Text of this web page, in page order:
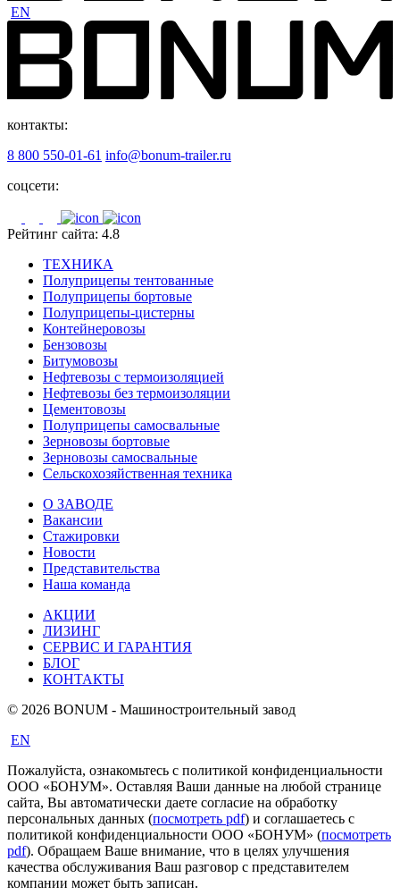
EN
контакты:
8 800 550-01-61 info@bonum-trailer.ru
соцсети:
Рейтинг сайта: 4.8
ТЕХНИКА
Полуприцепы тентованные
Полуприцепы бортовые
Полуприцепы-цистерны
Контейнеровозы
Бензовозы
Битумовозы
Нефтевозы с термоизоляцией
Нефтевозы без термоизоляции
Цементовозы
Полуприцепы самосвальные
Зерновозы бортовые
Зерновозы самосвальные
Сельскохозяйственная техника
О ЗАВОДЕ
Вакансии
Стажировки
Новости
Представительства
Наша команда
АКЦИИ
ЛИЗИНГ
СЕРВИС И ГАРАНТИЯ
БЛОГ
КОНТАКТЫ
© 2026 BONUM - Машиностроительный завод
EN
Пожалуйста, ознакомьтесь с политикой конфиденциальности
ООО «БОНУМ». Оставляя Ваши данные на любой странице
сайта, Вы автоматически даете согласие на обработку
персональных данных (посмотреть pdf) и соглашаетесь с
политикой конфиденциальности ООО «БОНУМ» (посмотреть
pdf). Обращаем Ваше внимание, что в целях улучшения
качества обслуживания Ваш разговор с представителем
компании может быть записан.